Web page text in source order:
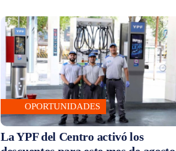
OPORTUNIDADES
La YPF del Centro activó los